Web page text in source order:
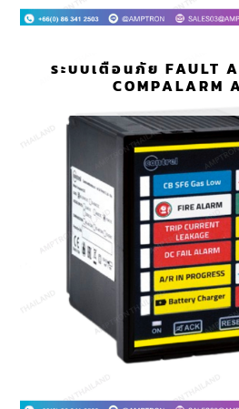
ระบบเตือนภัย FAULT
COMPALARM